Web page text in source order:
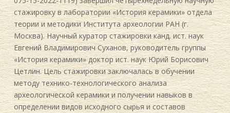
стажировку в лаборатории «История керамики» отдела
теории и методики Института археологии РАН (г.
Москва). Научный куратор стажировки канд. ист. наук
Евгений Владимирович Суханов, руководитель группы
«История керамики» доктор ист. наук Юрий Борисович
Цетлин. Цель стажировки заключалась в обучении
методу технико-технологического анализа
археологической керамики и получении навыков в
определении видов исходного сырья и составов